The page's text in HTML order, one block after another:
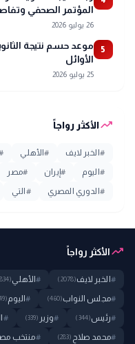
المؤتمر الصحفي
26 يوليو 2026
5
الأوائل
25 يوليو 2026
trending_upالأكثر رواجاً
# الخبر لايف #الأهلي
# اليوم # إيران #مصر
# الدوري المصري # التي
trending_upالأكثر رواجاً
# الخبر لايف(2078)
#الأهلي(834)
#مجلس النواب(460)
#اليوم(449)
#رئيس(344)
#وزير (339)
#
#محمد صلاح (283)
#منتخب